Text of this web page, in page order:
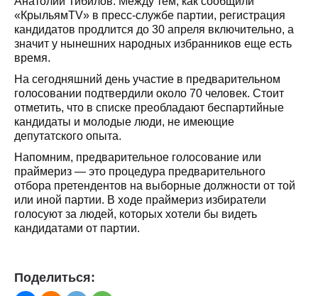
«КрыльямTV» в пресс-службе партии, регистрация
кандидатов продлится до 30 апреля включительно, а
значит у нынешних народных избранников еще есть
время.
На сегодняшний день участие в предварительном
голосовании подтвердили около 70 человек. Стоит
отметить, что в списке преобладают беспартийные
кандидаты и молодые люди, не имеющие
депутатского опыта.
Напомним, предварительное голосование или
праймериз — это процедура предварительного
отбора претендентов на выборные должности от той
или иной партии. В ходе праймериз избиратели
голосуют за людей, которых хотели бы видеть
кандидатами от партии.
Поделиться: